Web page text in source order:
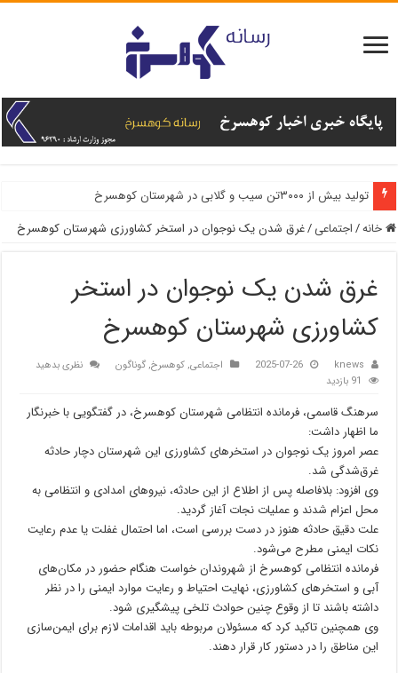
تولید بیش از ۳۰۰۰تن سیب و گلابی در شهرستان کوهسرخ
خانه/اجتماعی /غرق شدن یک نوجوان در استخر کشاورزی شهرستان کوهسرخ
غرق شدن یک نوجوان در استخر
کشاورزی شهرستان کوهسرخ
knews
2025-07-26 اجتماعی,کوهسرخ,گوناگون
نظری بدهید
91 بازدید
سرهنگ قاسمی، فرمانده انتظامی شهرستان کوهسرخ، در گفتگویی با خبرنگار
ما اظهار داشت:
عصر امروز یک نوجوان در استخرهای کشاورزی این شهرستان دچار حادثه
غرق‌شدگی شد.
وی افزود: بلافاصله پس از اطلاع از این حادثه، نیروهای امدادی و انتظامی به
محل اعزام شدند و عملیات نجات آغاز گردید.
علت دقیق حادثه هنوز در دست بررسی است، اما احتمال غفلت یا عدم رعایت
نکات ایمنی مطرح می‌شود.
فرمانده انتظامی کوهسرخ از شهروندان خواست هنگام حضور در مکان‌های
آبی و استخرهای کشاورزی، نهایت احتیاط و رعایت موارد ایمنی را در نظر
داشته باشند تا از وقوع چنین حوادث تلخی پیشگیری شود.
وی همچنین تاکید کرد که مسئولان مربوطه باید اقدامات لازم برای ایمن‌سازی
این مناطق را در دستور کار قرار دهند.